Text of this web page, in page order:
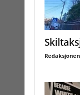
Redaksjonen